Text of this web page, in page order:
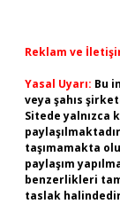
Reklam ve
Yasal Uyarı: Bu
veya şahıs
Sitede yalnızca
taşımamakta
paylaşım
benzerlikleri
taslak